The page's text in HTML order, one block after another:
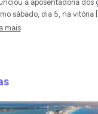
a aposentadoria dos
sábado, dia 5, na vitória
mais